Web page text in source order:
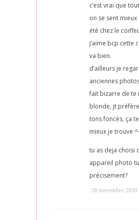
c’est vrai que
on se sent
été chez le
j’aime bcp cette
va bien.
d’ailleurs je
anciennes
fait bizarre de te
blonde, jt
tons foncés, ça
mieux je trouve
tu as deja choisi
appareil photo
précisement?
28 novembre 2010